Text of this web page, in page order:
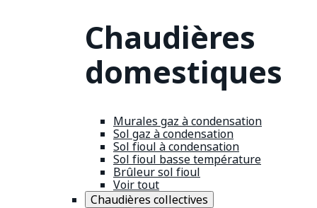
Chaudières
domestiques
Murales gaz à condensation
Sol gaz à condensation
Sol fioul à condensation
Sol fioul basse température
Brûleur sol fioul
Voir tout
Chaudières collectives